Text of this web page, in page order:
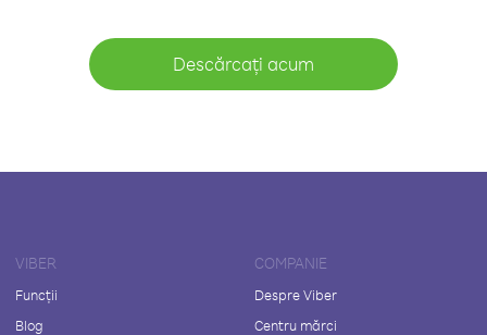
Descărcați acum
VIBER
Funcții
Blog
COMPANIE
Despre Viber
Centru mărci